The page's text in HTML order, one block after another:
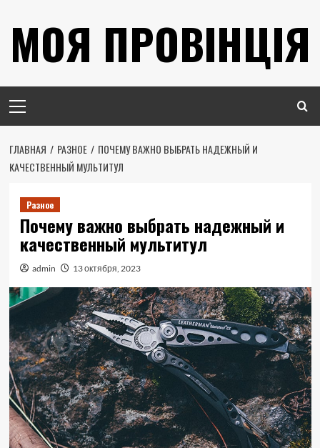
содержимому
МОЯ ПРОВІНЦІЯ
меню
ГЛАВНАЯ РАЗНОЕ
ПОЧЕМУ ВАЖНО ВЫБРАТЬ НАДЕЖНЫЙ И
КАЧЕСТВЕННЫЙ МУЛЬТИТУЛ
Разное
Почему важно выбрать надежный и
качественный мультитул
admin 13 октября, 2023